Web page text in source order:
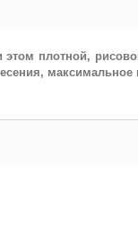
этом плотной,